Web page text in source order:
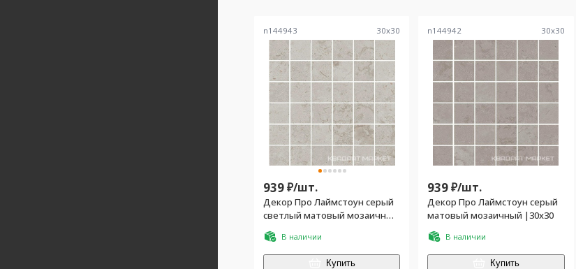
n144943 30x30
939₽/шт.
Декор Про Лаймстоун серый
светлый матовый мозаичный
|30х30
В наличии
Купить
n144942 30x30
939₽/шт.
Декор Про Лаймстоун серый
матовый мозаичный |30х30
В наличии
Купить